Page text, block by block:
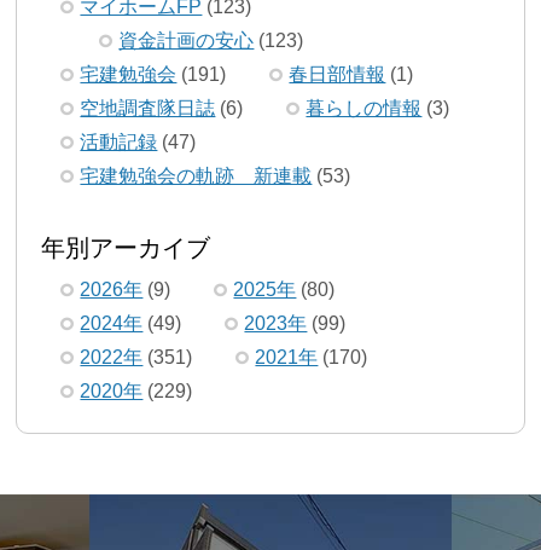
マイホームFP (123)
資金計画の安心 (123)
宅建勉強会 (191) 春日部情報 (1)
空地調査隊日誌 (6) 暮らしの情報 (3)
活動記録 (47)
宅建勉強会の軌跡 新連載 (53)
年別アーカイブ
2026年 (9) 2025年 (80)
2024年 (49) 2023年 (99)
2022年 (351) 2021年 (170)
2020年 (229)